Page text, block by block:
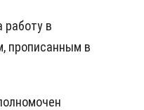
в
прописанным в